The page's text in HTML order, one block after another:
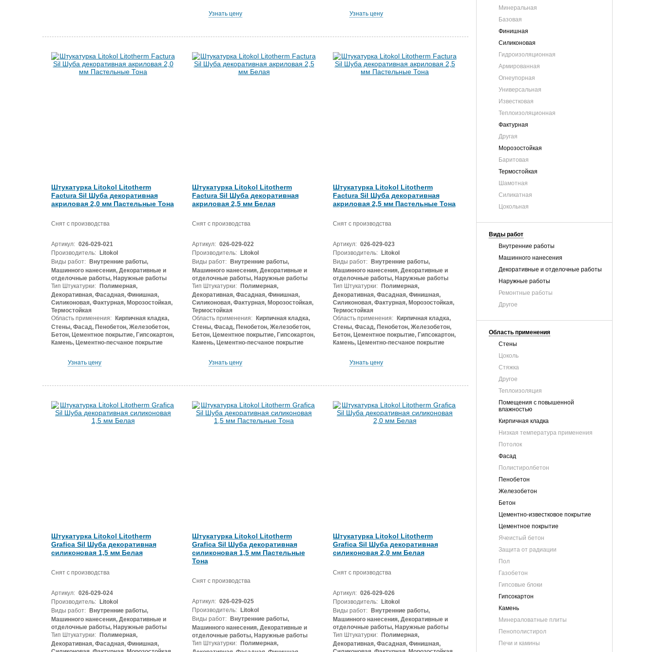
Минеральная
Базовая
Финишная
Силиконовая
Гидроизоляционная
Армированная
Огнеупорная
Универсальная
Известковая
Теплоизоляционная
Фактурная
Другая
Морозостойкая
Баритовая
Термостойкая
Шамотная
Силикатная
Цокольная
Виды работ
Внутренние работы
Машинного нанесения
Декоративные и отделочные работы
Наружные работы
Ремонтные работы
Другое
Область применения
Стены
Цоколь
Стяжка
Другое
Теплоизоляция
Помещения с повышенной
влажностью
Кирпичная кладка
Низкая температура применения
Потолок
Фасад
Полистиролбетон
Пенобетон
Железобетон
Бетон
Цементно-известковое покрытие
Цементное покрытие
Ячеистый бетон
Защита от радиации
Пол
Газобетон
Гипсовые блоки
Гипсокартон
Камень
Минераловатные плиты
Пенополистирол
Печи и камины
Узнать цену Узнать цену
Штукатурка Litokol Litotherm
Factura Sil Шуба декоративная
акриловая 2,0 мм Пастельные Тона
Снят с производства
Артикул: 026-029-021
Производитель:
Litokol
Виды работ:
Внутренние работы,
Машинного нанесения, Декоративные и
отделочные работы, Наружные работы
Тип Штукатурки:
Полимерная,
Декоративная, Фасадная, Финишная,
Силиконовая, Фактурная, Морозостойкая,
Термостойкая
Область применения:
Кирпичная кладка,
Стены, Фасад, Пенобетон, Железобетон,
Бетон, Цементное покрытие, Гипсокартон,
Камень, Цементно-песчаное покрытие
Узнать цену
Штукатурка Litokol Litotherm
Factura Sil Шуба декоративная
акриловая 2,5 мм Белая
Снят с производства
Артикул: 026-029-022
Производитель:
Litokol
Виды работ:
Внутренние работы,
Машинного нанесения, Декоративные и
отделочные работы, Наружные работы
Тип Штукатурки:
Полимерная,
Декоративная, Фасадная, Финишная,
Силиконовая, Фактурная, Морозостойкая,
Термостойкая
Область применения:
Кирпичная кладка,
Стены, Фасад, Пенобетон, Железобетон,
Бетон, Цементное покрытие, Гипсокартон,
Камень, Цементно-песчаное покрытие
Узнать цену
Штукатурка Litokol Litotherm
Factura Sil Шуба декоративная
акриловая 2,5 мм Пастельные Тона
Снят с производства
Артикул: 026-029-023
Производитель:
Litokol
Виды работ:
Внутренние работы,
Машинного нанесения, Декоративные и
отделочные работы, Наружные работы
Тип Штукатурки:
Полимерная,
Декоративная, Фасадная, Финишная,
Силиконовая, Фактурная, Морозостойкая,
Термостойкая
Область применения:
Кирпичная кладка,
Стены, Фасад, Пенобетон, Железобетон,
Бетон, Цементное покрытие, Гипсокартон,
Камень, Цементно-песчаное покрытие
Узнать цену
Штукатурка Litokol Litotherm
Grafica Sil Шуба декоративная
силиконовая 1,5 мм Белая
Снят с производства
Артикул: 026-029-024
Производитель:
Litokol
Виды работ:
Внутренние работы,
Машинного нанесения, Декоративные и
отделочные работы, Наружные работы
Тип Штукатурки:
Полимерная,
Декоративная, Фасадная, Финишная,
Штукатурка Litokol Litotherm
Grafica Sil Шуба декоративная
силиконовая 1,5 мм Пастельные
Тона
Снят с производства
Артикул: 026-029-025
Производитель:
Litokol
Виды работ:
Внутренние работы,
Машинного нанесения, Декоративные и
отделочные работы, Наружные работы
Тип Штукатурки:
Полимерная,
Штукатурка Litokol Litotherm
Grafica Sil Шуба декоративная
силиконовая 2,0 мм Белая
Снят с производства
Артикул: 026-029-026
Производитель:
Litokol
Виды работ:
Внутренние работы,
Машинного нанесения, Декоративные и
отделочные работы, Наружные работы
Тип Штукатурки:
Полимерная,
Декоративная, Фасадная, Финишная,